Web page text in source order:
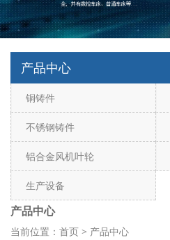
产品中心
铜铸件
不锈钢铸件
铝合金风机叶轮
生产设备
产品中心
当前位置： 首页 > 产品中心